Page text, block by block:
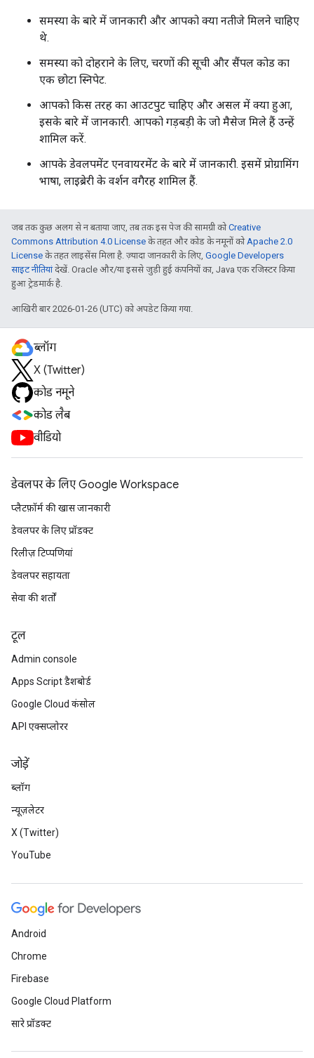
समस्या के बारे में जानकारी और आपको क्या नतीजे मिलने चाहिए
थे.
समस्या को दोहराने के लिए, चरणों की सूची और सैंपल कोड का
एक छोटा स्निपेट.
आपको किस तरह का आउटपुट चाहिए और असल में क्या हुआ,
इसके बारे में जानकारी. आपको गड़बड़ी के जो मैसेज मिले हैं उन्हें
शामिल करें.
आपके डेवलपमेंट एनवायरमेंट के बारे में जानकारी. इसमें प्रोग्रामिंग
भाषा, लाइब्रेरी के वर्शन वगैरह शामिल हैं.
जब तक कुछ अलग से न बताया जाए, तब तक इस पेज की सामग्री कोCreative
Commons Attribution 4.0 License के तहत और कोड के नमूनों कोApache 2.0
License के तहत लाइसेंस मिला है. ज़्यादा जानकारी के लिए, Google Developers
साइट नीतियांदेखें. Oracle और/या इससे जुड़ी हुई कंपनियों का, Java एक रजिस्टर किया
हुआ ट्रेडमार्क है.
आखिरी बार 2026-01-26 (UTC) को अपडेट किया गया.
ब्लॉग
X (Twitter)
कोड नमूने
कोड लैब
वीडियो
डेवलपर के लिए Google Workspace
प्लैटफ़ॉर्म की खास जानकारी
डेवलपर के लिए प्रॉडक्ट
रिलीज़ टिप्पणियां
डेवलपर सहायता
सेवा की शर्तों
टूल
Admin console
Apps Script डैशबोर्ड
Google Cloud कंसोल
API एक्सप्लोरर
जोड़ें
ब्लॉग
न्यूज़लेटर
X (Twitter)
YouTube
Android
Chrome
Firebase
Google Cloud Platform
सारे प्रॉडक्ट